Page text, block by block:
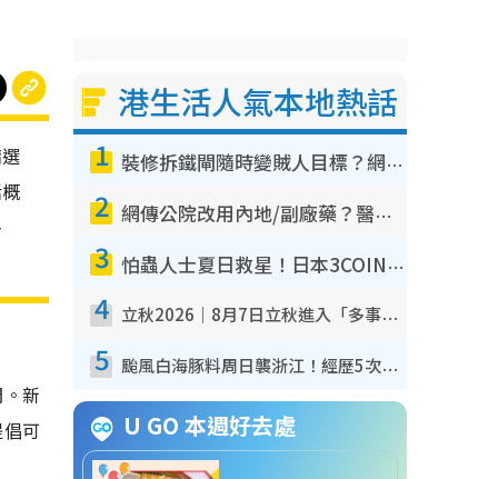
新
可
港生活人氣本地熱話
1 裝修拆鐵閘隨時變賊人目標？網民揭2大關鍵用途：裝新式等於白裝？附新舊鐵閘分別
2 網傳公院改用內地/副廠藥？醫生拆解正副廠分別 揭4類人換藥隨時出事
3 怕蟲人士夏日救星！日本3COINS爆紅驅蟲神器$45起 1招「全程免觸碰」輕鬆搞定小強
4 立秋2026｜8月7日立秋進入「多事之秋」 3件事唔做得！專家教6招開運 清枱頭／銀包納氣接好運
5 颱風白海豚料周日襲浙江！經歷5次「眼牆置換」極罕見 成登陸內地最長途颱風
U GO 本週好去處